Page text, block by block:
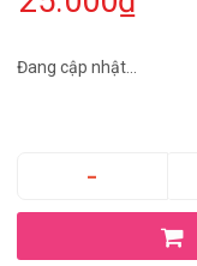
Đang cập nhật...